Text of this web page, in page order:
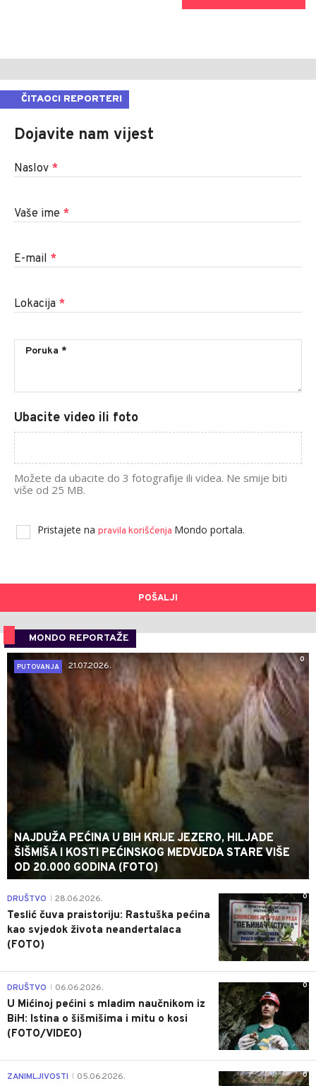
ČITAOCI REPORTERI
Dojavite nam vijest
Naslov *
Vaše ime *
E-mail *
Lokacija *
Ubacite video ili foto
Možete da ubacite do 3 fotografije ili videa. Ne smije biti
više od 25 MB.
Pristajete na pravila korišćenja Mondo portala.
POŠALJI
MONDO REPORTAŽE
0
PUTOVANJA
21.07.2026.
NAJDUŽA PEĆINA U BIH KRIJE JEZERO, HILJADE
ŠIŠMIŠA I KOSTI PEĆINSKOG MEDVJEDA STARE VIŠE
OD 20.000 GODINA (FOTO)
0
DRUŠTVO 28.06.2026.
Teslić čuva praistoriju: Rastuška pećina
kao svjedok života neandertalaca
(FOTO)
0
DRUŠTVO 06.06.2026.
U Mićinoj pećini s mladim naučnikom iz
BiH: Istina o šišmišima i mitu o kosi
(FOTO/VIDEO)
0
ZANIMLJIVOSTI 05.06.2026.